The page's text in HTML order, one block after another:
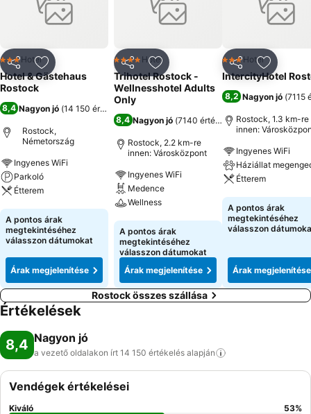
MegosztásHozzáadás a kedvencekhez
3 Kategória
Hotel
Hotel & Gästehaus
Rostock
8,4 Nagyon jó (14 150 értékelés )
Rostock,
Németország
Ingyenes WiFi
Parkoló
Étterem
Árak megjelenítése
A pontos árak
megtekintéséhez
válasszon dátumokat
Árak megjelenítése
MegosztásHozzáadás a kedvencekhez
4 Kategória
Hotel
Trihotel Rostock -
Wellnesshotel Adults
Only
8,4 Nagyon jó (7140 értékelés )
Rostock, 2.2 km-re
innen: Városközpont
Ingyenes WiFi
Medence
Wellness
Árak megjelenítése
A pontos árak
megtekintéséhez
válasszon dátumokat
Árak megjelenítése
Megosztás
3 Kategória
Hotel
IntercityHotel
8,2 Nagyon jó (7115
Rostock, 1.3 km-re
innen:
Ingyenes WiFi
Háziállat
Étterem
Árak
A pontos árak
megtekintéséhez
válasszon
Árak megjelenítése
Rostock összes szállása
Értékelések
8,4 Nagyon jó
a vezető oldalakon írt 14 150 értékelés alapján
Vendégek értékelései
Kiváló 53%